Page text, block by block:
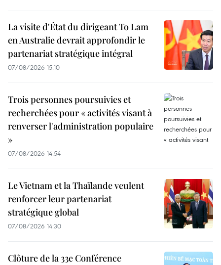
La visite d'État du dirigeant To Lam
en Australie devrait approfondir le
partenariat stratégique intégral
07/08/2026 15:10
Trois personnes poursuivies et
recherchées pour « activités visant à
renverser l'administration populaire
»
07/08/2026 14:54
Le Vietnam et la Thaïlande veulent
renforcer leur partenariat
stratégique global
07/08/2026 14:30
Clôture de la 33e Conférence